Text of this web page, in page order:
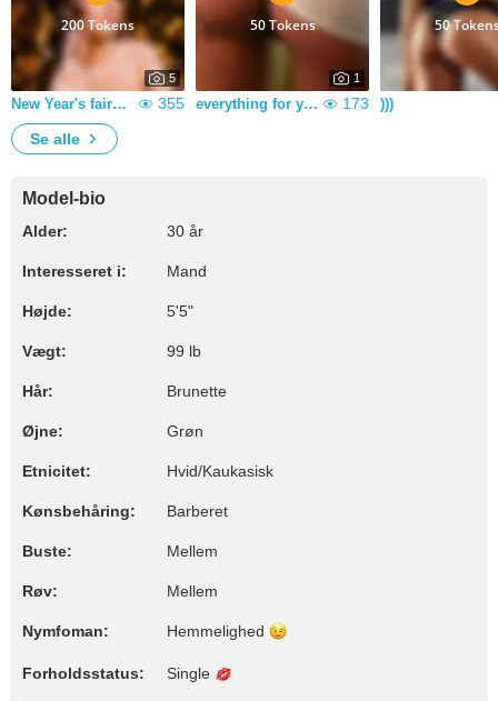
200 Tokens
5
New Year's fairy tale of love) 355
50 Tokens
1
everything for you 173
50
)))
Se alle
Model-bio
Alder: 30 år
Interesseret i: Mand
Højde: 5'5"
Vægt: 99 lb
Hår: Brunette
Øjne: Grøn
Etnicitet: Hvid/Kaukasisk
Kønsbehåring: Barberet
Buste: Mellem
Røv: Mellem
Nymfoman: Hemmelighed
Forholdsstatus: Single